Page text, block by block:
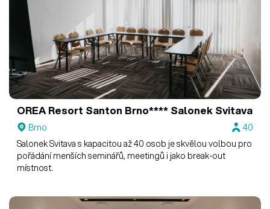
OREA Resort Santon Brno**** Salonek Svitava
Brno
40
Salonek Svitava s kapacitou až 40 osob je skvělou volbou pro
pořádání menších seminářů, meetingů i jako break-out
místnost.